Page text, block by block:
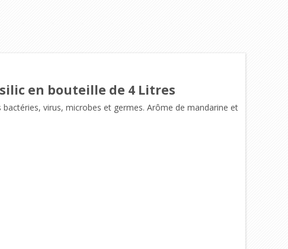
en bouteille de 4 Litres
virus, microbes et germes. Arôme de mandarine et